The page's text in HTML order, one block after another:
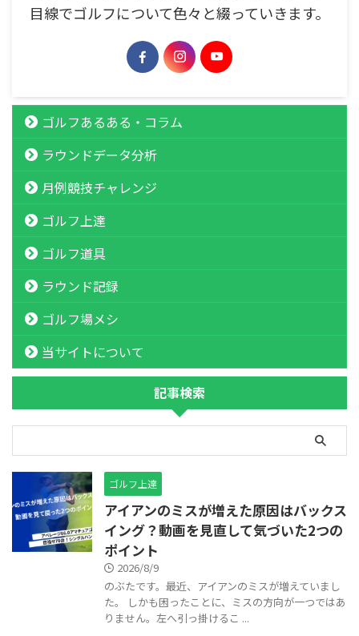
目線でゴルフについて色々と綴っていきます。
ゴルフあるある・コラム
ラウンドデータ分析
月例競技チャレンジ
ゴルフ上達
ゴルフ道具
ラウンド記録
ゴルフ場メシ
当サイトについて
記事検索
ゴルフ上達
アイアンのミスが増えた原因はバックス
イング？動画を見直して気づいた2つの
ポイント
2026/8/9
のぶたです。最近、アイアンのミスが増えていまし
た。 しかも困ったことに、ミスの方向が一つではあ
りません。左へ引っ掛けるこ ...